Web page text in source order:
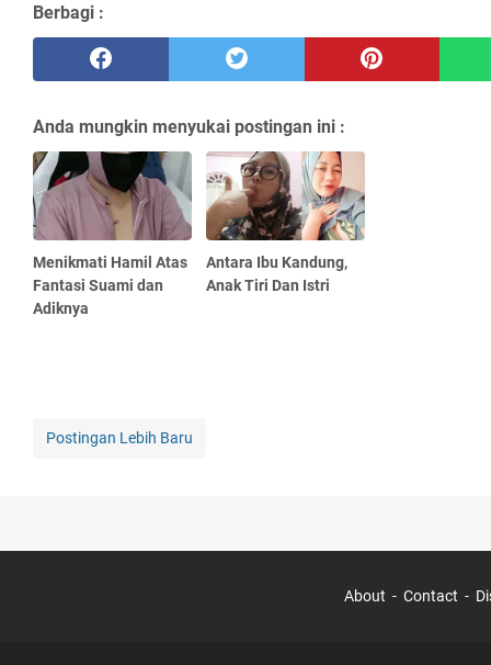
Berbagi :
Anda mungkin menyukai postingan ini :
Menikmati Hamil Atas
Fantasi Suami dan
Adiknya
Antara Ibu Kandung,
Anak Tiri Dan Istri
Postingan Lebih Baru
About Contact